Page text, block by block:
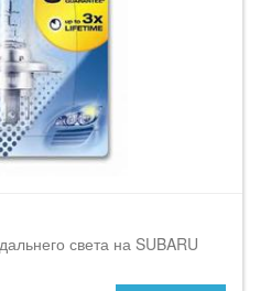
света на SUBARU